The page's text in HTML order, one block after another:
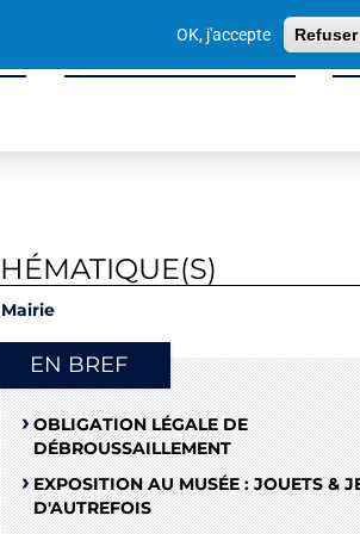
OK, j'accepte Refuser
Sport, Culture & Loisirs
Mairie
EN BREF
OBLIGATION LÉGALE DE
DÉBROUSSAILLEMENT
EXPOSITION AU MUSÉE : JOUETS &
D'AUTREFOIS